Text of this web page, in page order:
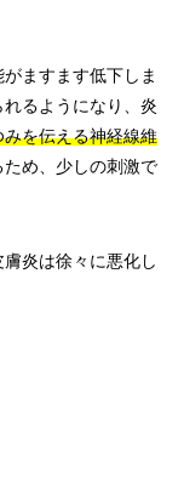
ますます低下しま
るようになり、炎
みを伝える神経線維
め、少しの刺激で
炎は徐々に悪化し